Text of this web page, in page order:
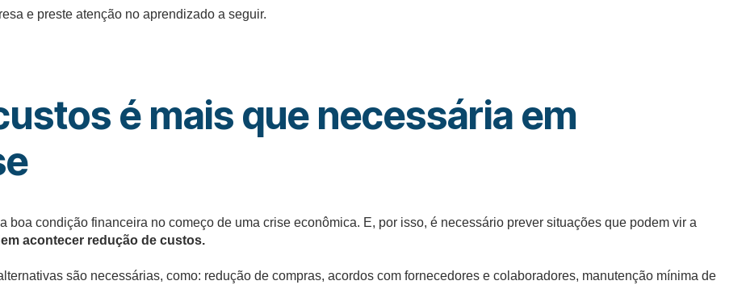
e preste atenção no aprendizado a seguir.
é mais que necessária em
boa condição financeira no começo de uma crise econômica. E, por isso, é necessário prever situações que podem vir a
acontecer redução de custos.
são necessárias, como: redução de compras, acordos com fornecedores e colaboradores, manutenção mínima de